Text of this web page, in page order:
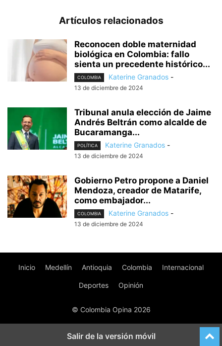
Artículos relacionados
Reconocen doble maternidad
biológica en Colombia: fallo
sienta un precedente histórico...
COLOMBIA Katerine Granados -
13 de diciembre de 2024
Tribunal anula elección de Jaime
Andrés Beltrán como alcalde de
Bucaramanga...
POLÍTICA Katerine Granados -
13 de diciembre de 2024
Gobierno Petro propone a Daniel
Mendoza, creador de Matarife,
como embajador...
COLOMBIA Katerine Granados -
13 de diciembre de 2024
Inicio Medellín Antioquia Colombia Internacional
Deportes Opinión
© Colombia Opina 2026
Salir de la versión móvil